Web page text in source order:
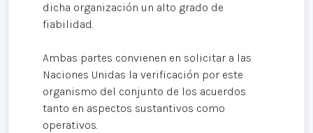
dicha organización un alto grado de
fiabilidad.
Ambas partes convienen en solicitar a las
Naciones Unidas la verificación por este
organismo del conjunto de los acuerdos
tanto en aspectos sustantivos como
operativos.